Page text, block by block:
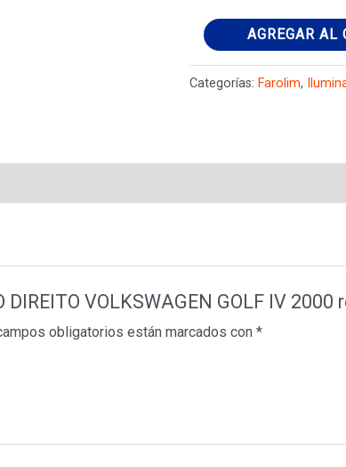
farolim
TRASEIRO
DIREITO
IV
AGREGAR AL
Categorías: Farolim,
VOLKSWAGEN GOLF IV 2000
obligatorios están marcados con *